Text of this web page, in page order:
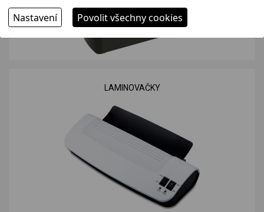
LAMINOVAČKY
Nastavení Povolit všechny cookies